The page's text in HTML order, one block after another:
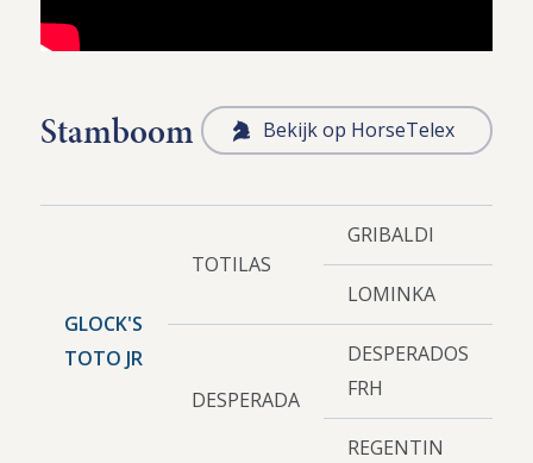
Stamboom Bekijk op HorseTelex
GLOCK'S
TOTO JR
TOTILAS
GRIBALDI
LOMINKA
DESPERADA
DESPERADOS
FRH
REGENTIN